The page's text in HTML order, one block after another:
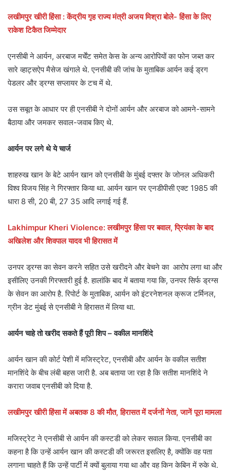
लखीमपुर खीरी हिंसा : केंद्रीय गृह राज्य मंत्री अजय मिश्रा बोले- हिंसा के लिए
राकेश टिकैत जिम्मेदार
एनसीबी ने आर्यन, अरबाज मर्चेंट समेत केस के अन्य आरोप‍ियों का फोन जब्त कर
सारे व्हाट्सऐप मैसेज खंगाले थे. एनसीबी की जांच के मुताबिक आर्यन कई ड्रग
पेडलर और ड्रग्स सप्लायर के टच में थे.
उस सबूत के आधार पर ही एनसीबी ने दोनों आर्यन और अरबाज को आमने-सामने
बैठाया और जमकर सवाल-जवाब किए थे.
आर्यन पर लगे थे ये चार्ज
शाहरुख खान के बेटे आर्यन खान को एनसीबी के मुंबई दफ्तर के जोनल अधिकरी
विश्व विजय सिंह ने गिरफ्तार किया था. आर्यन खान पर एनडीपीसी एक्ट 1985 की
धारा 8 सी, 20 बी, 27 35 आदि लगाई गई हैं.
Lakhimpur Kheri Violence: लखीमपुर हिंसा पर बवाल, प्रियंका के बाद
अखिलेश और शिवपाल यादव भी हिरासत में
उनपर ड्रग्स का सेवन करने सहित उसे खरीदने और बेचने का आरोप लगा था और
इसीलिए उनकी गिरफ्तारी हुई है. हालांकि बाद में बताया गया कि, उनपर सिर्फ ड्रग्स
के सेवन का आरोप है. रिपोर्ट के मुताबिक, आर्यन को इंटरनेशनल क्रूज टर्मिनल,
ग्रीन डेट मुंबई से एनसीबी ने हिरासत में लिया था.
आर्यन चाहे तो खरीद सकते हैं पूरी शिप – वकील मानशिंदे
आर्यन खान की कोर्ट पेशी में मजिस्ट्रेट, एनसीबी और आर्यन के वकील सतीश
मानशिंदे के बीच लंबी बहस जारी है. अब बताया जा रहा है कि सतीश मानशिंदे ने
करारा जवाब एनसीबी को दिया है.
लखीमपुर खीरी हिंसा में अबतक 8 की मौत, हिरासत में दर्जनों नेता, जानें पूरा मामला
मजिस्ट्रेट ने एनसीबी से आर्यन की कस्टडी को लेकर सवाल किया. एनसीबी का
कहना है कि उन्हें आर्यन खान की कस्टडी की जरूरत इसलिए है, क्योंकि वह पता
लगाना चाहते हैं कि उन्हें पार्टी में क्यों बुलाया गया था और वह किन केबिन में रुके थे.